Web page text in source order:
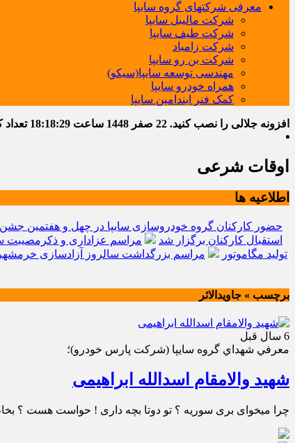
معرفی شرکتهای گروه سایپا
شرکت مالیبل سایپا
شرکت طیف سایپا
شرکت زامیاد
شرکت بن رو سایپا
مهندسی توسعه سایپا(سیکو)
همراه خودرو سایپا
کمک فنر ایندامین سایپا
افزونه جلالی را نصب کنید. 22 صفر 1448 ساعت 18:18:30 تعداد
اوقات شرعی
اطلاعیه ها
حضور کارکنان گروه خودروسازی سایپا در چهل و هفتمین جشن
استقبال کارکنان برگزار شد
مراسم عزاداری و ذکرمصیبت
تولید مگاموتور
مراسم بزرگداشت سالروز آزادسازی
برچسب » جاویدالاثر
6 سال قبل
معرفي شهداي گروه سايپا (شركت پارس خودرو)؛
شهید والامقام اسدالله ابراهیمی
چرا میخوای بری سوریه ؟ تو دوتا بچه داری ! حواست هست ؟